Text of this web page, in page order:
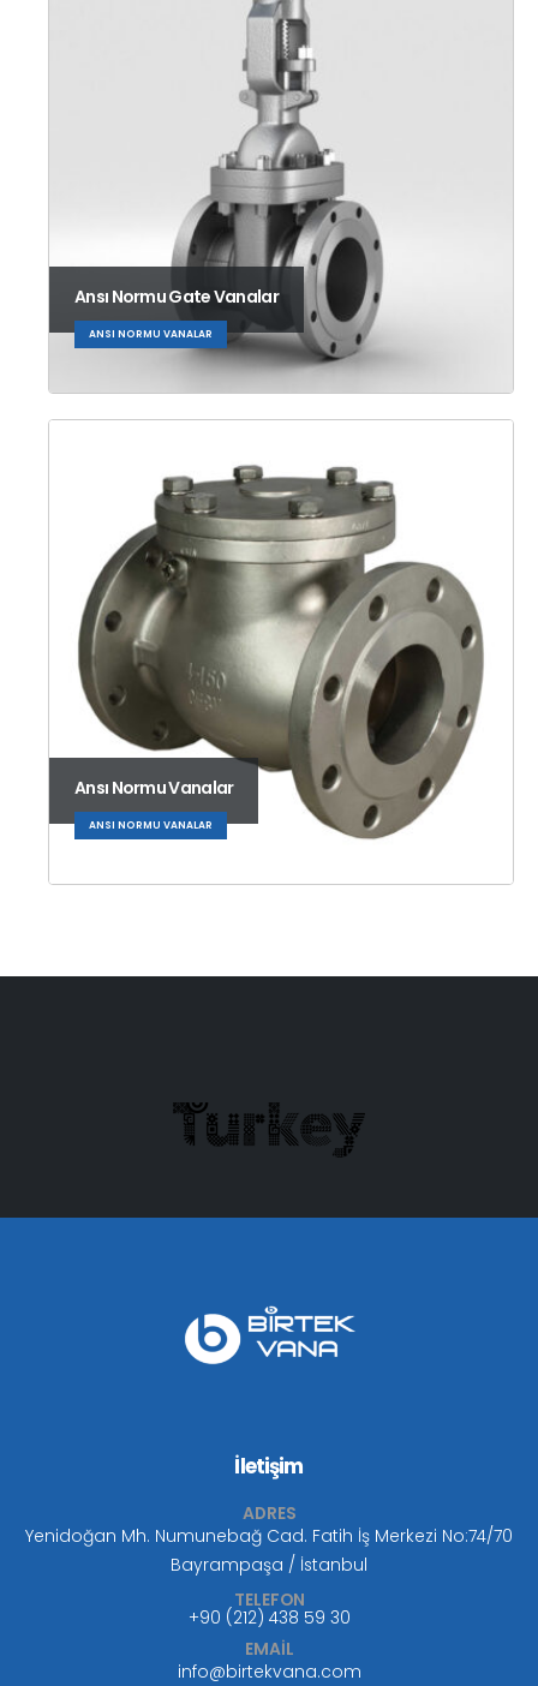
Ansı Normu Gate Vanalar
ANSI NORMU VANALAR
Ansı Normu Vanalar
ANSI NORMU VANALAR
İletişim
ADRES
Yenidoğan Mh. Numunebağ Cad. Fatih İş Merkezi No:74/70
Bayrampaşa / İstanbul
TELEFON
+90 (212) 438 59 30
EMAİL
info@birtekvana.com